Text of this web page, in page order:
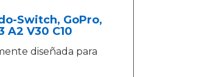
Switch, GoPro,
A2 V30 C10
diseñada para